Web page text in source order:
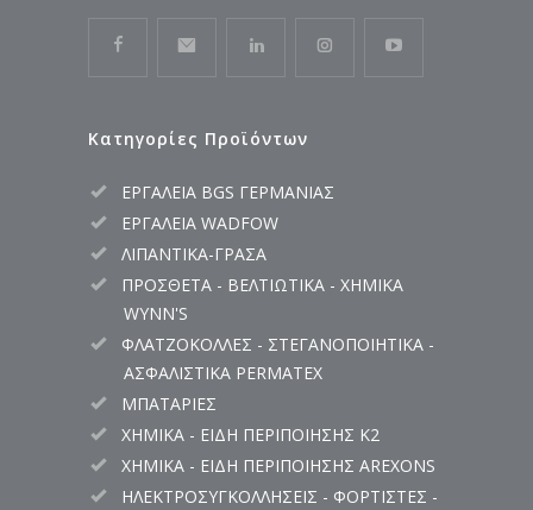
Κατηγορίες Προϊόντων
ΕΡΓΑΛΕΙΑ BGS ΓΕΡΜΑΝΙΑΣ
ΕΡΓΑΛΕΙΑ WADFOW
ΛΙΠΑΝΤΙΚΑ-ΓΡΑΣΑ
ΠΡΟΣΘΕΤΑ - ΒΕΛΤΙΩΤΙΚΑ - ΧΗΜΙΚΑ
WYNN'S
ΦΛΑΤΖΟΚΟΛΛΕΣ - ΣΤΕΓΑΝΟΠΟΙΗΤΙΚΑ -
ΑΣΦΑΛΙΣΤΙΚΑ PERMATEX
ΜΠΑΤΑΡΙΕΣ
ΧΗΜΙΚΑ - ΕΙΔΗ ΠΕΡΙΠΟΙΗΣΗΣ K2
ΧΗΜΙΚΑ - ΕΙΔΗ ΠΕΡΙΠΟΙΗΣΗΣ AREXONS
ΗΛΕΚΤΡΟΣΥΓΚΟΛΛΗΣΕΙΣ - ΦΟΡΤΙΣΤΕΣ -